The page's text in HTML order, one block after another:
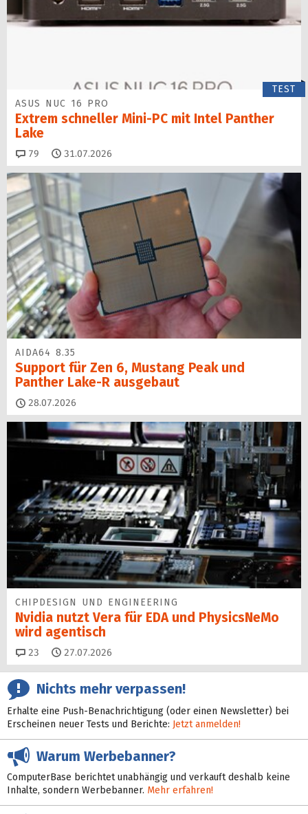
TEST
ASUS NUC 16 PRO
Extrem schneller Mini-PC mit Intel Panther
Lake
79 Kommentare
31.07.2026
AIDA64 8.35
Support für Zen 6, Mustang Peak und
Panther Lake-R ausgebaut
28.07.2026
CHIPDESIGN UND ENGINEERING
Nvidia nutzt Vera für EDA und PhysicsNeMo
wird agentisch
23 Kommentare
27.07.2026
Nichts mehr verpassen!
Erhalte eine Push-Benachrichtigung (oder einen Newsletter) bei
Erscheinen neuer Tests und Berichte: Jetzt anmelden!
Warum Werbebanner?
ComputerBase berichtet unabhängig und verkauft deshalb keine
Inhalte, sondern Werbebanner. Mehr erfahren!